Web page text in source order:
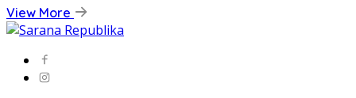
View More